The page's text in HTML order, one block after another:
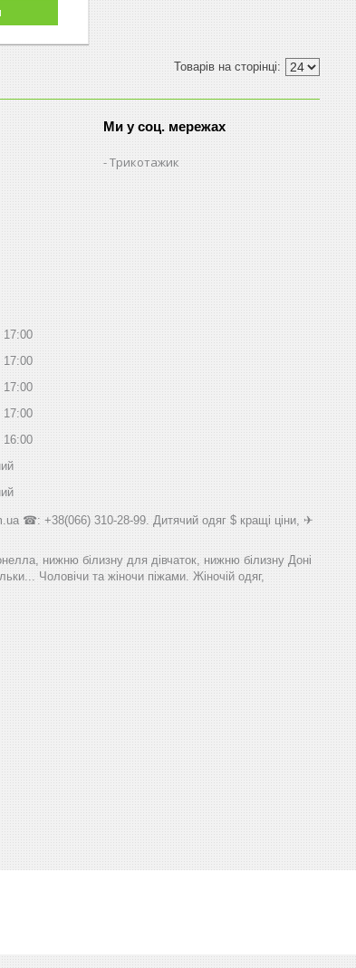
Ми у соц. мережах
Трикотажик
17:00
17:00
17:00
17:00
16:00
☎: +38(066) 310-28-99. Дитячий одяг $ кращі ціни, ✈
нижню білизну для дівчаток, нижню білизну Доні
Чоловічи та жіночи піжами. Жіночій одяг,